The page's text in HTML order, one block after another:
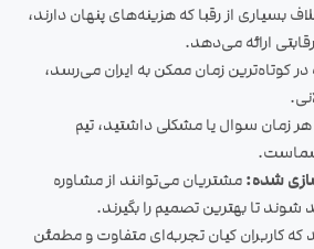
بسیاری از رقبا که هزینه‌های پنهان دارند،
ارائه می‌دهد.
کوتاه‌ترین زمان ممکن به ایران می‌رسد،
هر زمان سوال یا مشکلی داشتید، تیم
شماست.
شده:مشتریان می‌توانند از مشاوره
تا بهترین تصمیم را بگیرند.
که کاربران کیان تجربه‌ای متفاوت و مطمئن